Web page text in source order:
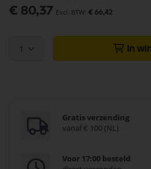
€ 80,37 € 66,42
1 In
Gratis verzending
vanaf € 100 (NL)
Voor 17:00 besteld